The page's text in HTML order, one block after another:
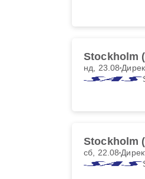
Stockholm
нд, 23.08
Stockholm
сб, 22.08